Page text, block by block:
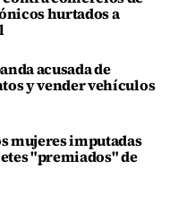
hurtados a
acusada de
y vender vehículos
mujeres imputadas
"premiados" de